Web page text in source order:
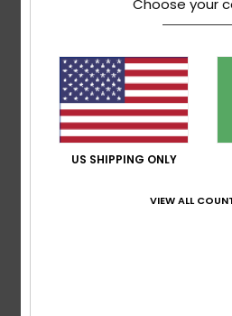
14. febbraio 2026
Il prodotto corrisponde alla
inconveniente è che bisogna
Mostra originale - Français
Comfort: 5/5 Rapporto qualità-
Consiglio questo prodotto
Choose your
US SHIPPING ONLY
VIEW ALL